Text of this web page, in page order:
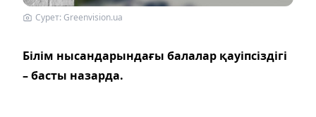
Сурет: Greenvision.ua
Білім нысандарындағы балалар қауіпсіздігі
– басты назарда.